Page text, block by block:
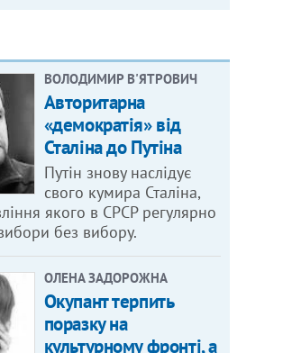
ВОЛОДИМИР В'ЯТРОВИЧ
Авторитарна
«демократія» від
Сталіна до Путіна
Путін знову наслідує
свого кумира Сталіна,
якого в СРСР регулярно
без вибору.
ОЛЕНА ЗАДОРОЖНА
Окупант терпить
поразку на
культурному фронті, а